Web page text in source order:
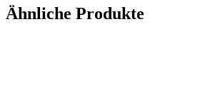
Ähnliche Produkte